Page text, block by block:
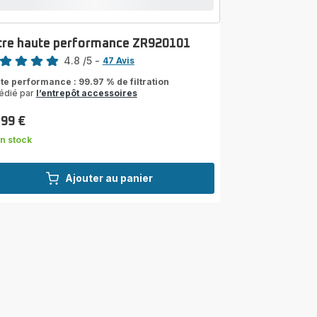
Ajouter au panier
haute performance ZR920101
4.8 /5 - 47 Avis
performance : 99.97 % de filtration
par l’entrepôt accessoires
€
stock